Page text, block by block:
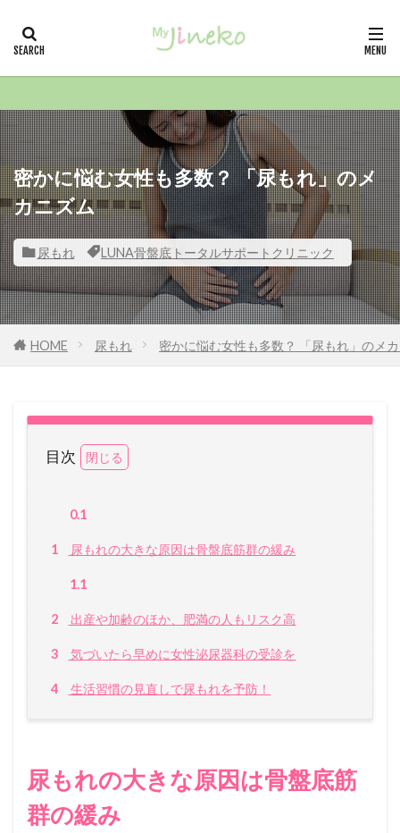
密かに悩む女性も多数？ 「尿もれ」のメ
カニズム
尿もれ LUNA骨盤底トータルサポートクリニック
HOME 尿もれ 密かに悩む女性も多数？ 「尿もれ」のメ
目次
0.1
1 尿もれの大きな原因は骨盤底筋群の緩み
1.1
2 出産や加齢のほか、肥満の人もリスク高
3 気づいたら早めに女性泌尿器科の受診を
4 生活習慣の見直しで尿もれを予防！
尿もれの大きな原因は骨盤底筋
群の緩み
カテゴリー
タグ
21冬 小山嵩夫クリニック
月経・生理
戸塚共立レディースクリニック 院長
戸塚共立レディースクリニック
恵比寿みかレディースクリニック
性教育
庄司産婦人科
広尾レディースクリニック
対馬ルリ子女性ライフクリニック銀座
横倉クリニック
宮川産婦人科
学生生活
四ツ谷レディスクリニック
咲江レディスクリニック
森田レディスクリニック
阪部循環器内科・内科 婦人科クリニック
都立大レディースクリニック
船津クリニック
聖マリアビルクリニック
白金高輪海老根ウィメンズクリニック
池ノ上産婦人科